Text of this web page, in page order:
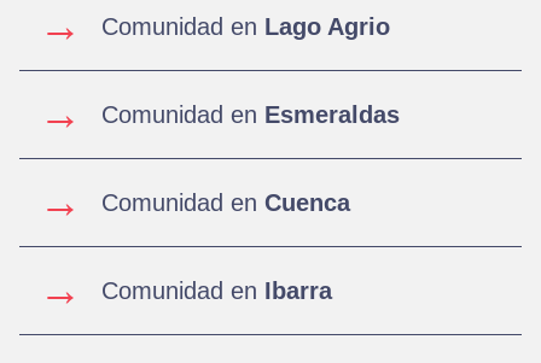
→ Comunidad en Lago Agrio
→ Comunidad en Esmeraldas
→ Comunidad en Cuenca
→ Comunidad en Ibarra